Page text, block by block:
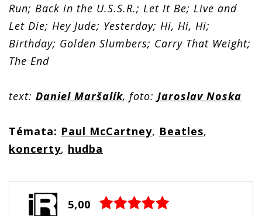
Run; Back in the U.S.S.R.; Let It Be; Live and
Let Die; Hey Jude; Yesterday; Hi, Hi, Hi;
Birthday; Golden Slumbers; Carry That Weight;
The End
text: Daniel Maršalík, foto: Jaroslav Noska
Témata: Paul McCartney, Beatles,
koncerty, hudba
5,00